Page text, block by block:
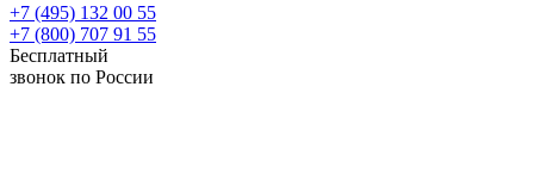
+7 (495) 132 00 55
+7 (800) 707 91 55
Бесплатный
звонок по России